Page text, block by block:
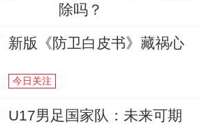
除吗？
新版《防卫白皮书》藏祸心
今日关注
U17男足国家队：未来可期